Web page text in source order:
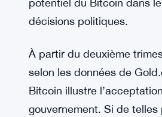
Les mouvements
Les vents politiques
américaine Cynthia
d’or de la Réserve
nationales. Cette initiative